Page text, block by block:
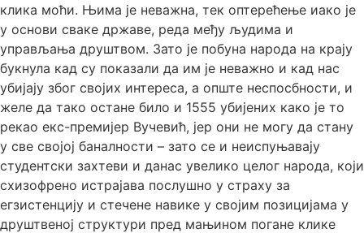
клика моћи. Њима је неважна, тек оптерећење иако је
у основи сваке државе, реда међу људима и
управљања друштвом. Зато је побуна народа на крају
букнула кад су показали да им је неважно и кад нас
убијају због својих интереса, а опште неспосбности, и
желе да тако остане било и 1555 убијених како је то
рекао екс-премијер Вучевић, јер они не могу да стану
у све својој баналности – зато се и неиспуњавају
студентски захтеви и данас увелико целог народа, који
схизофрено истрајава послушно у страху за
егзистенцију и стечене навике у својим позицијама у
друштвеној структури пред мањином погане клике